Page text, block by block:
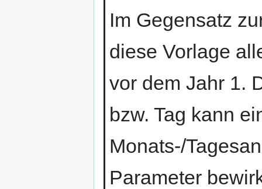
Im Gegensatz
diese Vorlage
vor dem Jahr 1.
bzw. Tag kann
Monats-/
Parameter